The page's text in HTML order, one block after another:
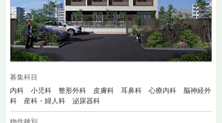
募集科目
内科 小児科 整形外科 皮膚科 耳鼻科 心療内科 脳神経外
科 産科・婦人科 泌尿器科